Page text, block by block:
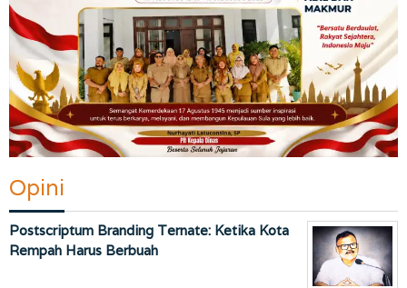
Opini
Postscriptum Branding Ternate: Ketika Kota
Rempah Harus Berbuah